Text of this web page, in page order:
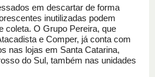
em descartar de forma
inutilizadas podem
coleta. O Grupo Pereira, que
e Comper, já conta com
nas lojas em Santa Catarina,
do Sul, também nas unidades